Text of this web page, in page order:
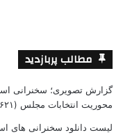
مطالب پربازدید
گزارش تصویری؛ سخنرانی
محوریت انتخابات مجلس (۱۵۸,۶۲۱)
لیست دانلود سخنرانی های استاد